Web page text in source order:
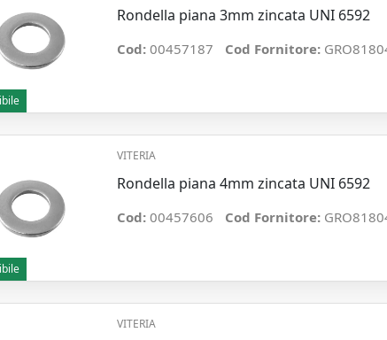
Rondella piana 3mm zincata UNI 6592
Cod: 00457187 Cod Fornitore:
VITERIA
Rondella piana 4mm zincata UNI 6592
Cod: 00457606 Cod Fornitore:
VITERIA